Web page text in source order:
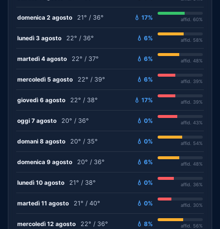
domenica 2 agosto 21° / 36° 💧 17% affid. 60%
lunedì 3 agosto 22° / 36° 💧 6% affid. 58%
martedì 4 agosto 22° / 37° 💧 6% affid. 48%
mercoledì 5 agosto 22° / 39° 💧 6% affid. 39%
giovedì 6 agosto 22° / 38° 💧 17% affid. 39%
oggi 7 agosto 20° / 36° 💧 0% affid. 43%
domani 8 agosto 20° / 35° 💧 0% affid. 54%
domenica 9 agosto 20° / 36° 💧 6% affid. 48%
lunedì 10 agosto 21° / 38° 💧 0% affid. 36%
martedì 11 agosto 21° / 40° 💧 0% affid. 30%
mercoledì 12 agosto 22° / 36° 💧 8% affid. 56%